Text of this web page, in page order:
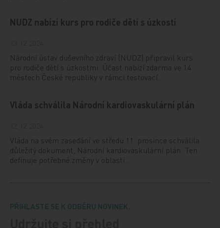
NUDZ nabízí kurs pro rodiče dětí s úzkostí
Národní ústav duševního zdraví (NUDZ) připravil kurs
pro rodiče dětí s úzkostmi. Účast nabízí zdarma ve 14
městech České republiky v rámci testovací…
Vláda schválila Národní kardiovaskulární plán
Vláda na svém zasedání ve středu 11. prosince schválila
důležitý dokument, Národní kardiovaskulární plán. Ten
definuje potřebné změny v oblasti…
PŘIHLASTE SE K ODBĚRU NOVINEK.